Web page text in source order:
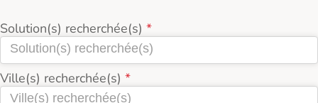
Solution(s) recherchée(s)
Ville(s) recherchée(s)